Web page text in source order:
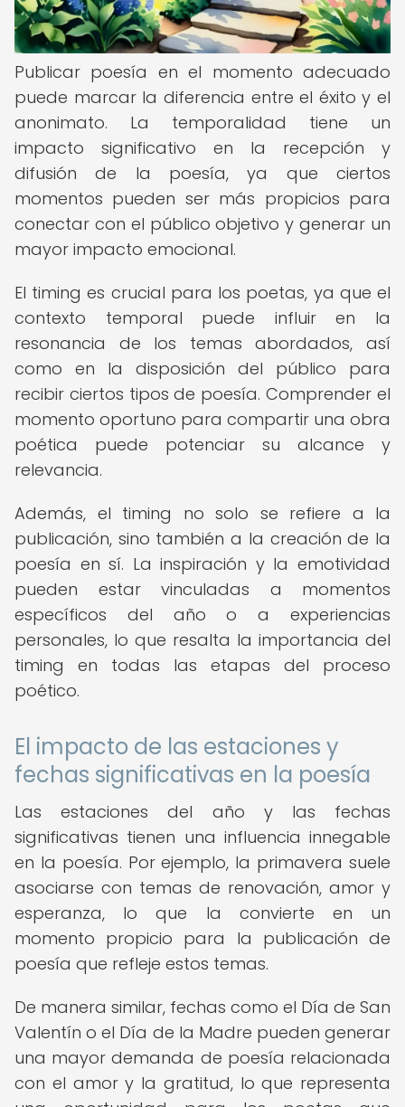
Publicar poesía en el momento adecuado
puede marcar la diferencia entre el éxito y el
anonimato. La temporalidad tiene un
impacto significativo en la recepción y
difusión de la poesía, ya que ciertos
momentos pueden ser más propicios para
conectar con el público objetivo y generar un
mayor impacto emocional.
El timing es crucial para los poetas, ya que el
contexto temporal puede influir en la
resonancia de los temas abordados, así
como en la disposición del público para
recibir ciertos tipos de poesía. Comprender el
momento oportuno para compartir una obra
poética puede potenciar su alcance y
relevancia.
Además, el timing no solo se refiere a la
publicación, sino también a la creación de la
poesía en sí. La inspiración y la emotividad
pueden estar vinculadas a momentos
específicos del año o a experiencias
personales, lo que resalta la importancia del
timing en todas las etapas del proceso
poético.
El impacto de las estaciones y
fechas significativas en la poesía
Las estaciones del año y las fechas
significativas tienen una influencia innegable
en la poesía. Por ejemplo, la primavera suele
asociarse con temas de renovación, amor y
esperanza, lo que la convierte en un
momento propicio para la publicación de
poesía que refleje estos temas.
De manera similar, fechas como el Día de San
Valentín o el Día de la Madre pueden generar
una mayor demanda de poesía relacionada
con el amor y la gratitud, lo que representa